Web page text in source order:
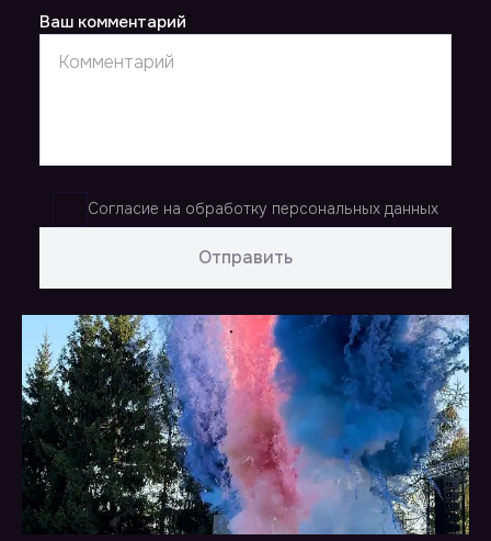
Ваш комментарий
Отправить
Согласие на обработку персональных данных